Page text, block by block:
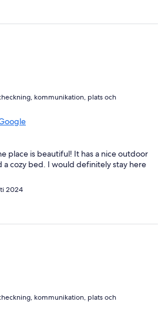
kommunikation, plats och
place is beautiful! It has a nice outdoor
a cozy bed. I would definitely stay here
2024
kommunikation, plats och